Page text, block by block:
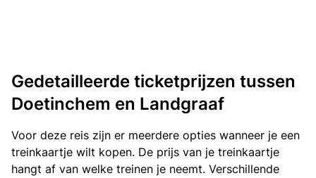
Gedetailleerde ticketprijzen tussen
Doetinchem en Landgraaf
Voor deze reis zijn er meerdere opties wanneer je een
treinkaartje wilt kopen. De prijs van je treinkaartje
hangt af van welke treinen je neemt. Verschillende